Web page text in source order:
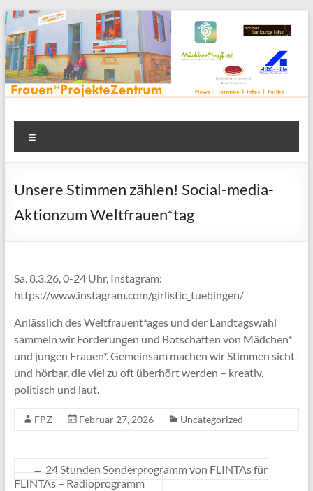
Zum
Inhalt
springen
Frauenprojektehaus wird
FrauenProjekteZentrum
Frauen* | Mädchen* | Projekte | Beratung | Veranstaltungen |
in einem Zentrum | Räume für alle | Projektarbeit | Begegnung
Unsere Stimmen zählen! Social-media-
Aktionzum Weltfrauen*tag
Sa. 8.3.26, 0-24 Uhr, Instagram:
https://www.instagram.com/girlistic_tuebingen/
Anlässlich des Weltfrauent*ages und der Landtagswahl
sammeln wir Forderungen und Botschaften von Mädchen*
und jungen Frauen*. Gemeinsam machen wir Stimmen sicht-
und hörbar, die viel zu oft überhört werden – kreativ,
politisch und laut.
FPZ Februar 27, 2026 Uncategorized
← 24 Stunden Sonderprogramm von FLINTAs für
FLINTAs – Radioprogramm